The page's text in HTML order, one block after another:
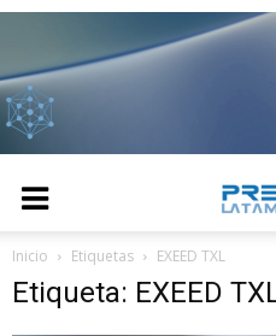
Inicio Etiquetas EXEED TXL
Etiqueta: EXEED